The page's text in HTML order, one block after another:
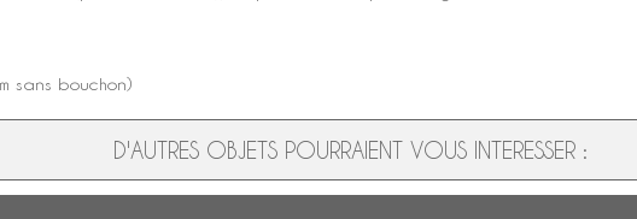
sans bouchon)
D'AUTRES OBJETS POURRAIENT VOUS INTERESSER :